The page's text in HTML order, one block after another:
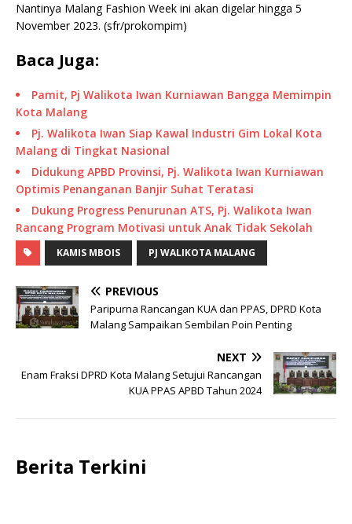
Nantinya Malang Fashion Week ini akan digelar hingga 5
November 2023. (sfr/prokompim)
Baca Juga:
Pamit, Pj Walikota Iwan Kurniawan Bangga Memimpin
Kota Malang
Pj. Walikota Iwan Siap Kawal Industri Gim Lokal Kota
Malang di Tingkat Nasional
Didukung APBD Provinsi, Pj. Walikota Iwan Kurniawan
Optimis Penanganan Banjir Suhat Teratasi
Dukung Progress Penurunan ATS, Pj. Walikota Iwan
Rancang Program Motivasi untuk Anak Tidak Sekolah
KAMIS MBOIS PJ WALIKOTA MALANG
PREVIOUS
Paripurna Rancangan KUA dan PPAS, DPRD Kota
Malang Sampaikan Sembilan Poin Penting
NEXT
Enam Fraksi DPRD Kota Malang Setujui Rancangan
KUA PPAS APBD Tahun 2024
Berita Terkini